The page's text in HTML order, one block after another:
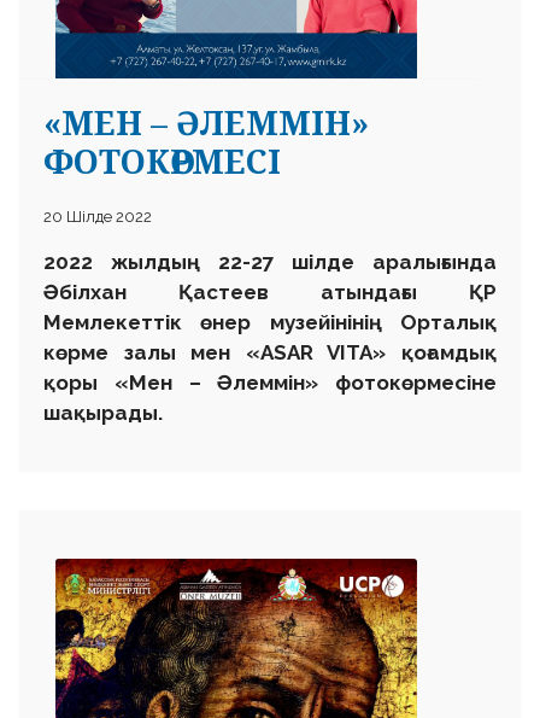
«МЕН – ӘЛЕММІН»
ФОТОКӨРМЕСІ
20 Шілде 2022
2022 жылдың 22-27 шілде аралығында
Әбілхан Қастеев атындағы ҚР
Мемлекеттік өнер музейінінің Орталық
көрме залы мен «ASAR VITA» қоғамдық
қоры «Мен – Әлеммін» фотокөрмесіне
шақырады.